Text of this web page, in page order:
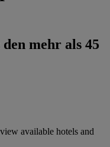
mehr als 45
available hotels and